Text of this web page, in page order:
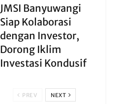
JMSI Banyuwangi
Siap Kolaborasi
dengan Investor,
Dorong Iklim
Investasi Kondusif
PREV NEXT